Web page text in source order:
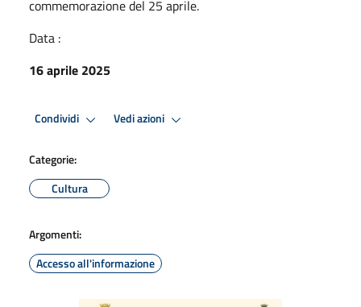
commemorazione del 25 aprile.
Data :
16 aprile 2025
Condividi Vedi azioni
Categorie:
Cultura
Argomenti:
Accesso all'informazione